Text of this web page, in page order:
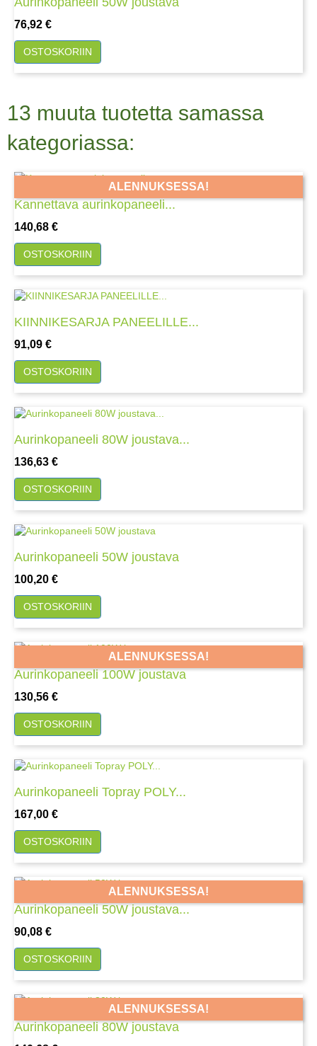
Hinta
76,92 €
OSTOSKORIIN
13 muuta tuotetta samassa
kategoriassa:
Kannettava aurinkopaneeli...
Hinta
140,68 €
ALENNUKSESSA!
OSTOSKORIIN
KIINNIKESARJA PANEELILLE...
Hinta
91,09 €
OSTOSKORIIN
Aurinkopaneeli 80W joustava...
Hinta
136,63 €
OSTOSKORIIN
Aurinkopaneeli 50W joustava
Hinta
100,20 €
OSTOSKORIIN
Aurinkopaneeli 100W joustava
Hinta
130,56 €
ALENNUKSESSA!
OSTOSKORIIN
Aurinkopaneeli Topray POLY...
Hinta
167,00 €
OSTOSKORIIN
Aurinkopaneeli 50W joustava...
Hinta
90,08 €
ALENNUKSESSA!
OSTOSKORIIN
Aurinkopaneeli 80W joustava
ALENNUKSESSA!